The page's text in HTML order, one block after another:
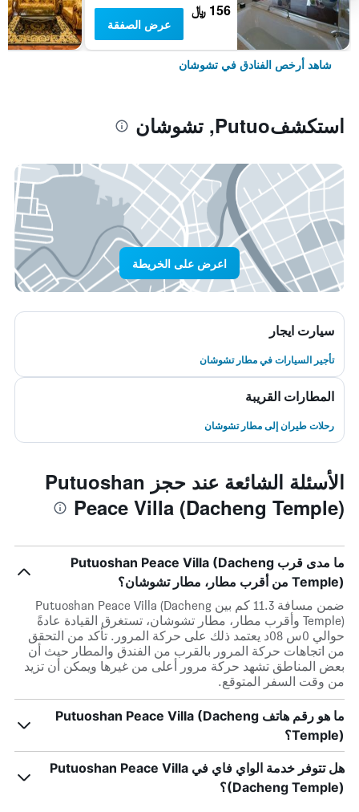
156 ﷼
عرض الصفقة
شاهد أرخص الفنادق في تشوشان
استكشفPutuo, تشوشان
اعرض على الخريطة
سيارت ايجار
تأجير السيارات في مطار تشوشان
المطارات القريبة
رحلات طيران إلى مطار تشوشان
الأسئلة الشائعة عند حجز Putuoshan
Peace Villa (Dacheng Temple)
ما مدى قرب Putuoshan Peace Villa (Dacheng
Temple) من أقرب مطار، مطار تشوشان؟
ضمن مسافة 11.3 كم بين Putuoshan Peace Villa (Dacheng
Temple) وأقرب مطار، مطار تشوشان، تستغرق القيادة عادةً
حوالي 0س 08د يعتمد ذلك على حركة المرور. تأكد من التحقق
من اتجاهات حركة المرور بالقرب من الفندق والمطار حيث أن
بعض المناطق تشهد حركة مرور أعلى من غيرها ويمكن أن تزيد
من وقت السفر المتوقع.
ما هو رقم هاتف Putuoshan Peace Villa (Dacheng
Temple)؟
هل تتوفر خدمة الواي فاي في Putuoshan Peace Villa
(Dacheng Temple)؟